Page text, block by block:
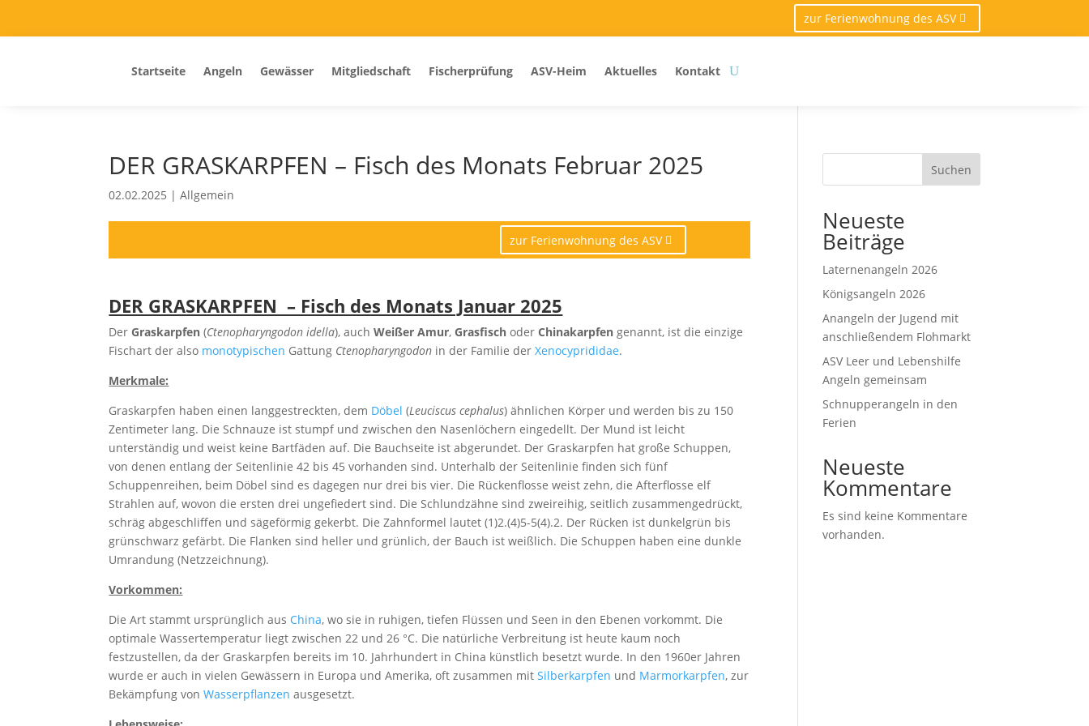
zur Ferienwohnung des ASV
Startseite Angeln Gewässer Mitgliedschaft Fischerprüfung ASV-Heim Aktuelles Kontakt
DER GRASKARPFEN – Fisch des Monats Februar 2025
02.02.2025 |Allgemein
zur Ferienwohnung des ASV
DER GRASKARPFEN – Fisch des Monats Januar 2025
DerGraskarpfen (Ctenopharyngodon idella), auchWeißer Amur,Grasfisch oderChinakarpfen genannt, ist die einzige
Fischart der also monotypischen Gattung Ctenopharyngodon in der Familie derXenocyprididae.
Merkmale:
Graskarpfen haben einen langgestreckten, dem Döbel (Leuciscus cephalus) ähnlichen Körper und werden bis zu 150
Zentimeter lang. Die Schnauze ist stumpf und zwischen den Nasenlöchern eingedellt. Der Mund ist leicht
unterständig und weist keine Bartfäden auf. Die Bauchseite ist abgerundet. Der Graskarpfen hat große Schuppen,
von denen entlang der Seitenlinie 42 bis 45 vorhanden sind. Unterhalb der Seitenlinie finden sich fünf
Schuppenreihen, beim Döbel sind es dagegen nur drei bis vier. Die Rückenflosse weist zehn, die Afterflosse elf
Strahlen auf, wovon die ersten drei ungefiedert sind. Die Schlundzähne sind zweireihig, seitlich zusammengedrückt,
schräg abgeschliffen und sägeförmig gekerbt. Die Zahnformel lautet (1)2.(4)5-5(4).2. Der Rücken ist dunkelgrün bis
grünschwarz gefärbt. Die Flanken sind heller und grünlich, der Bauch ist weißlich. Die Schuppen haben eine dunkle
Umrandung (Netzzeichnung).
Vorkommen:
Die Art stammt ursprünglich aus China, wo sie in ruhigen, tiefen Flüssen und Seen in den Ebenen vorkommt. Die
optimale Wassertemperatur liegt zwischen 22 und 26 °C. Die natürliche Verbreitung ist heute kaum noch
festzustellen, da der Graskarpfen bereits im 10. Jahrhundert in China künstlich besetzt wurde. In den 1960er Jahren
wurde er auch in vielen Gewässern in Europa und Amerika, oft zusammen mitSilberkarpfen und Marmorkarpfen, zur
Bekämpfung vonWasserpflanzen ausgesetzt.
Suchen
Neueste
Beiträge
Laternenangeln 2026
Königsangeln 2026
Anangeln der Jugend mit
anschließendem Flohmarkt
ASV Leer und Lebenshilfe
Angeln gemeinsam
Schnupperangeln in den
Ferien
Neueste
Kommentare
Es sind keine Kommentare
vorhanden.